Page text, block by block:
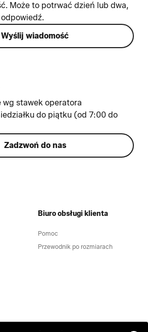
Może to potrwać dzień lub dwa,
Wyślij wiadomość
wg stawek operatora
do piątku (od 7:00 do
Zadzwoń do nas
Biuro obsługi klienta
Pomoc
Przewodnik po rozmiarach